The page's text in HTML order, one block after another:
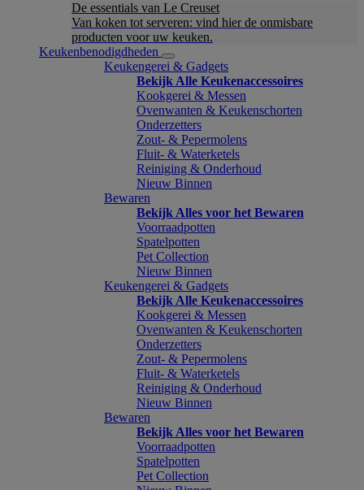
De essentials van Le Creuset
Van koken tot serveren: vind hier de onmisbare
producten voor uw keuken.
Keukenbenodigdheden
Keukengerei & Gadgets
Bekijk Alle Keukenaccessoires
Kookgerei & Messen
Ovenwanten & Keukenschorten
Onderzetters
Zout- & Pepermolens
Fluit- & Waterketels
Reiniging & Onderhoud
Nieuw Binnen
Bewaren
Bekijk Alles voor het Bewaren
Voorraadpotten
Spatelpotten
Pet Collection
Nieuw Binnen
Keukengerei & Gadgets
Bekijk Alle Keukenaccessoires
Kookgerei & Messen
Ovenwanten & Keukenschorten
Onderzetters
Zout- & Pepermolens
Fluit- & Waterketels
Reiniging & Onderhoud
Nieuw Binnen
Bewaren
Bekijk Alles voor het Bewaren
Voorraadpotten
Spatelpotten
Pet Collection